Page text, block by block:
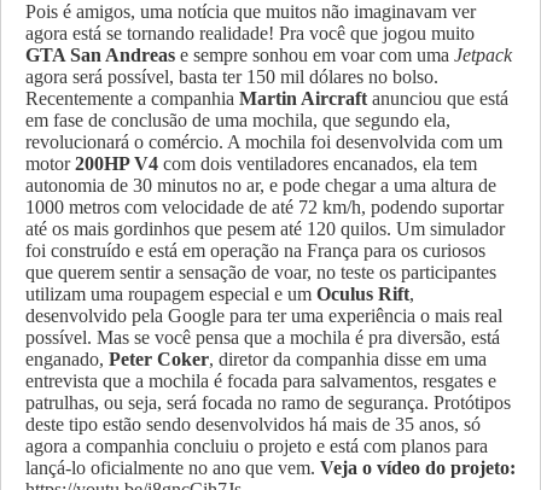
Pois é amigos, uma notícia que muitos não imaginavam ver
agora está se tornando realidade! Pra você que jogou muito
GTA San Andreas e sempre sonhou em voar com uma Jetpack
agora será possível, basta ter 150 mil dólares no bolso.
Recentemente a companhia Martin Aircraft anunciou que está
em fase de conclusão de uma mochila, que segundo ela,
revolucionará o comércio. A mochila foi desenvolvida com um
motor200HP V4 com dois ventiladores encanados, ela tem
autonomia de 30 minutos no ar, e pode chegar a uma altura de
1000 metros com velocidade de até 72 km/h, podendo suportar
até os mais gordinhos que pesem até 120 quilos. Um simulador
foi construído e está em operação na França para os curiosos
que querem sentir a sensação de voar, no teste os participantes
utilizam uma roupagem especial e um Oculus Rift,
desenvolvido pela Google para ter uma experiência o mais real
possível. Mas se você pensa que a mochila é pra diversão, está
enganado, Peter Coker, diretor da companhia disse em uma
entrevista que a mochila é focada para salvamentos, resgates e
patrulhas, ou seja, será focada no ramo de segurança. Protótipos
deste tipo estão sendo desenvolvidos há mais de 35 anos, só
agora a companhia concluiu o projeto e está com planos para
lançá-lo oficialmente no ano que vem. Veja o vídeo do projeto: